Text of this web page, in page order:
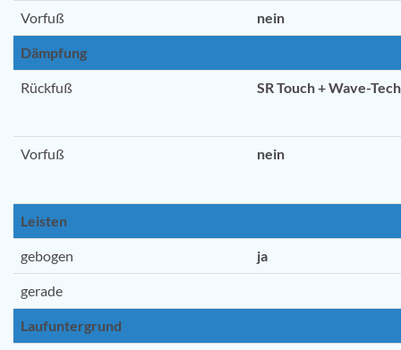
Vorfuß nein
Dämpfung
Rückfuß SR Touch + Wave-
Vorfuß nein
Leisten
gebogen ja
gerade
Laufuntergrund